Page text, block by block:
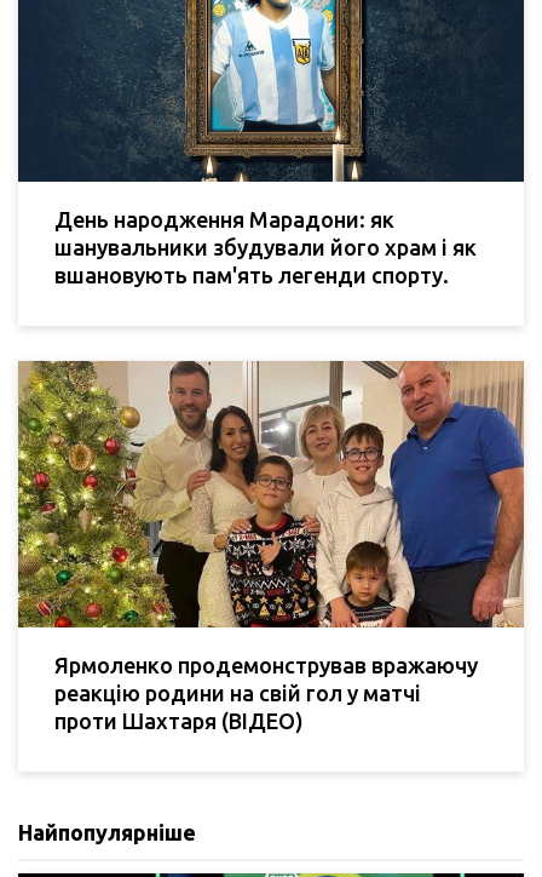
День народження Марадони: як
шанувальники збудували його храм і як
вшановують пам'ять легенди спорту.
Ярмоленко продемонстрував вражаючу
реакцію родини на свій гол у матчі
проти Шахтаря (ВІДЕО)
Найпопулярніше